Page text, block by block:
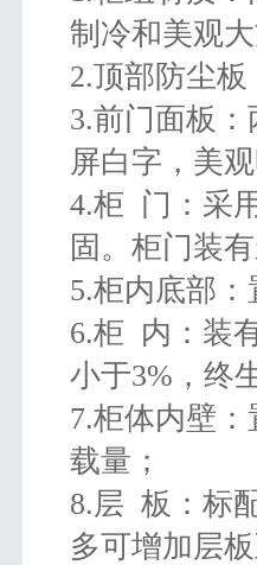
制冷和美观
2.顶部防尘
3.前门面板
屏白字，美
4.柜 门：采
固。柜门装
5.柜内底部
6.柜 内：装
小于3%，终
7.柜体内壁
载量；
8.层 板：标
多可增加层